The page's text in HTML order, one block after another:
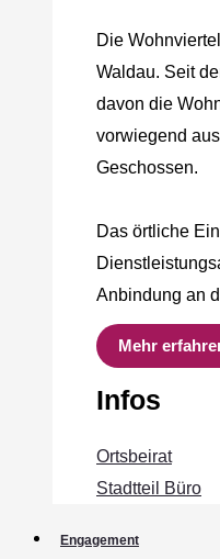
Die
Waldau. Seit
davon die
vorwiegend
Geschossen.
Das örtliche
Anbindung an
Mehr
Infos
Ortsbeirat
Stadtteil Büro
Engagement